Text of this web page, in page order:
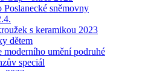
Poslanecké sněmovny
s keramikou 2023
dětem
moderního umění podruhé
speciál